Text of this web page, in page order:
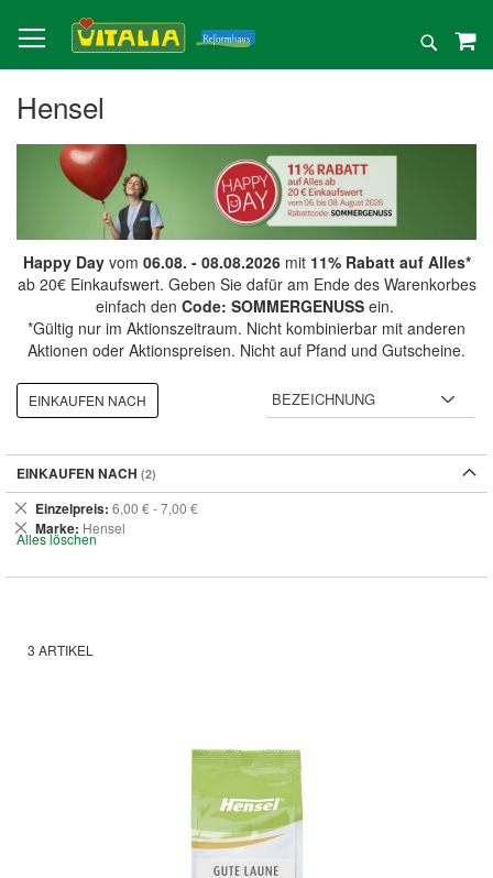
zum
Inhalt
Suche
Hensel
Happy Dayvom 06.08. - 08.08.2026mit 11% Rabatt auf Alles*
ab 20€ Einkaufswert. Geben Sie dafür am Ende des Warenkorbes
einfach den Code: SOMMERGENUSSein.
*Gültig nur im Aktionszeitraum. Nicht kombinierbar mit anderen
Aktionen oder Aktionspreisen. Nicht auf Pfand und Gutscheine.
3 ARTIKEL
EINKAUFEN NACH
EINKAUFEN NACH
Einzelpreis 6,00 € - 7,00 €
Dies
entfernen
Marke Hensel
Dies
entfernen
Alles löschen